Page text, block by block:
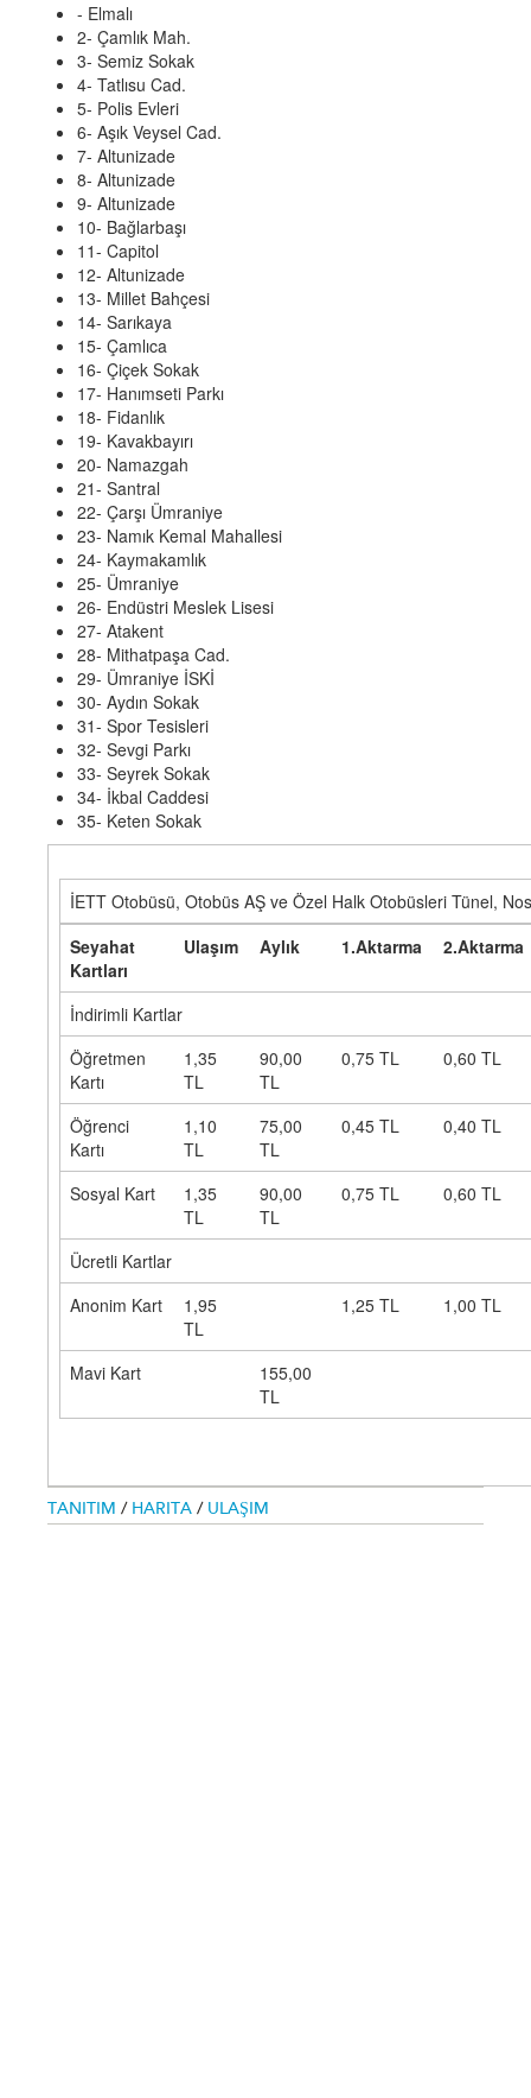
- Elmalı
2- Çamlık Mah.
3- Semiz Sokak
4- Tatlısu Cad.
5- Polis Evleri
6- Aşık Veysel Cad.
7- Altunizade
8- Altunizade
9- Altunizade
10- Bağlarbaşı
11- Capitol
12- Altunizade
13- Millet Bahçesi
14- Sarıkaya
15- Çamlıca
16- Çiçek Sokak
17- Hanımseti Parkı
18- Fidanlık
19- Kavakbayırı
20- Namazgah
21- Santral
22- Çarşı Ümraniye
23- Namık Kemal Mahallesi
24- Kaymakamlık
25- Ümraniye
26- Endüstri Meslek Lisesi
27- Atakent
28- Mithatpaşa Cad.
29- Ümraniye İSKİ
30- Aydın Sokak
31- Spor Tesisleri
32- Sevgi Parkı
33- Seyrek Sokak
34- İkbal Caddesi
35- Keten Sokak
İETT Otobüsü, Otobüs AŞ ve Özel Halk Otobüsleri Tünel,
Seyahat
Kartları
Ulaşım Aylık 1.Aktarma 2.Aktarma
İndirimli Kartlar
Öğretmen
Kartı
1,35
TL
90,00
TL
0,75 TL 0,60 TL
Öğrenci
Kartı
1,10
TL
75,00
TL
0,45 TL 0,40 TL
Sosyal Kart
1,35
TL
90,00
TL
0,75 TL 0,60 TL
Ücretli Kartlar
Anonim Kart
1,95
TL
1,25 TL 1,00 TL
Mavi Kart
155,00
TL
TANITIM / HARITA / ULAŞIM